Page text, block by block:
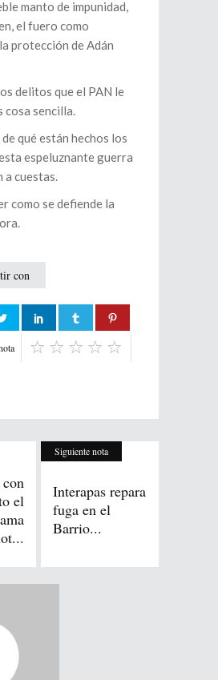
manto de impunidad,
el fuero como
protección de Adán
delitos que el PAN le
cosa sencilla.
qué están hechos los
espeluznante guerra
a cuestas.
como se defiende la
con
el
Siguiente nota
Interapas repara
fuga en el
Barrio...